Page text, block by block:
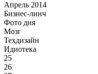
Апрель 2014
Бизнес-линч
Фото дня
Мозг
Техдизайн
Идиотека
25
26